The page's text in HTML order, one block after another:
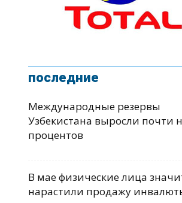
последние
Международные резервы
Узбекистана выросли почти
процентов
В мае физические лица
нарастили продажу